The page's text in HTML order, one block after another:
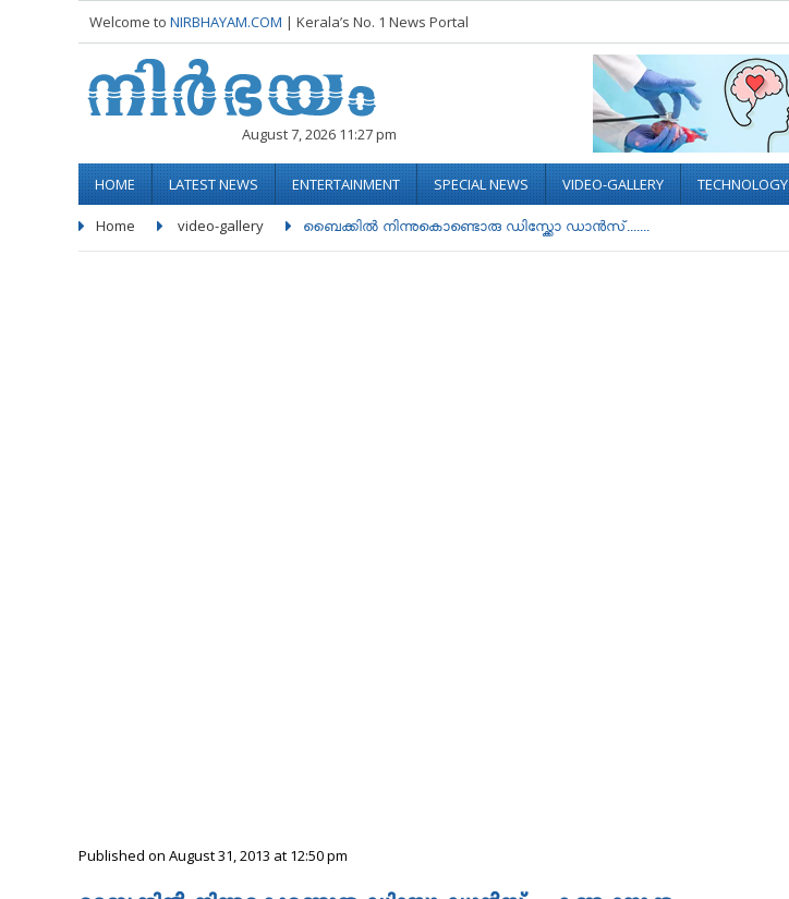
Welcome to NIRBHAYAM.COM | Kerala’s No. 1 News Portal
August 7, 2026 11:27 pm
HOME LATEST NEWS ENTERTAINMENT SPECIAL NEWS VIDEO-GALLERY TECHNOLOGY
Home video-gallery ബൈക്കിൽ നിന്നുകൊണ്ടൊരു ഡിസ്ക്കോ ഡാൻസ്.......
Published on August 31, 2013 at 12:50 pm